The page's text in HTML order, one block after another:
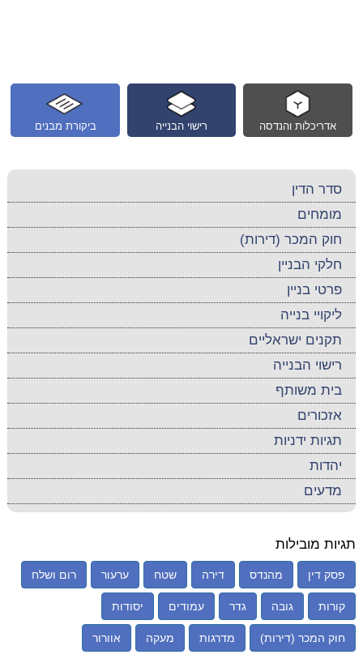
ביקורת מבנים רישוי הבנייה אדריכלות והנדסה
סדר הדין
מומחים
חוק המכר (דירות)
חלקי הבניין
פרטי בניין
ליקויי בנייה
תקנים ישראליים
רישוי הבנייה
בית משותף
אזכורים
תגיות ידניות
יהדות
מדעים
תגיות מובילות
פסק דין מהנדס דירה שטח ערעור רום ושלח
קורות גובה גדר עמודים יסודות
חוק המכר (דירות) מדרגות מעקה אוורור